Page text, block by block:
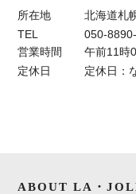
所在地
北海道札
TEL
050-
営業時間
午前11時
定休日
定休日：
ABOUT LA・